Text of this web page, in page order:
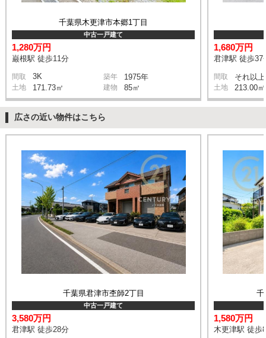
千葉県木更津市本郷1丁目
中古一戸建て
1,280万円
巌根駅 徒歩11分
間取 3K 築年 1975年
土地 171.73㎡ 建物 85㎡
1,680万円
君津駅 徒歩37
間取 それ以上
土地 213.00㎡
広さの近い物件はこちら
千葉県君津市杢師2丁目
中古一戸建て
3,580万円
君津駅 徒歩28分
千
1,580万円
木更津駅 徒歩